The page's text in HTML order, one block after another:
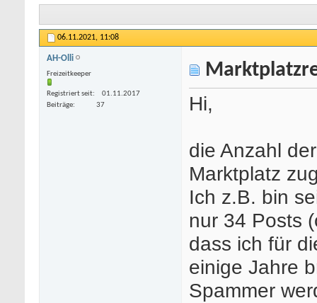
06.11.2021, 11:08
AH-Olli
Freizeitkeeper
Registriert seit
01.11.2017
Beiträge
37 Hi,
die Anzahl
Marktplatz
Ich z.B. bin
nur 34 Posts
dass ich für
einige Jahre
Spammer